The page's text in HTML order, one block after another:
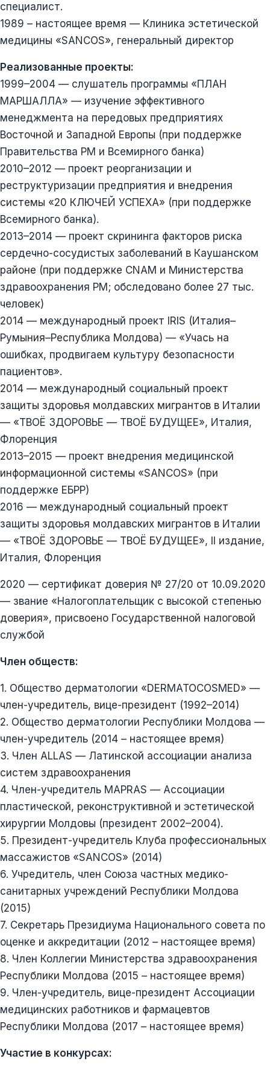
специалист.
1989 – настоящее время — Клиника эстетической
медицины «SANCOS», генеральный директор
Реализованные проекты:
1999–2004 — слушатель программы «ПЛАН
МАРШАЛЛА» — изучение эффективного
менеджмента на передовых предприятиях
Восточной и Западной Европы (при поддержке
Правительства РМ и Всемирного банка)
2010–2012 — проект реорганизации и
реструктуризации предприятия и внедрения
системы «20 КЛЮЧЕЙ УСПЕХА» (при поддержке
Всемирного банка).
2013–2014 — проект скрининга факторов риска
сердечно-сосудистых заболеваний в Каушанском
районе (при поддержке CNAM и Министерства
здравоохранения РМ; обследовано более 27 тыс.
человек)
2014 — международный проект IRIS (Италия–
Румыния–Республика Молдова) — «Учась на
ошибках, продвигаем культуру безопасности
пациентов».
2014 — международный социальный проект
защиты здоровья молдавских мигрантов в Италии
— «ТВОЁ ЗДОРОВЬЕ — ТВОЁ БУДУЩЕЕ», Италия,
Флоренция
2013–2015 — проект внедрения медицинской
информационной системы «SANCOS» (при
поддержке ЕБРР)
2016 — международный социальный проект
защиты здоровья молдавских мигрантов в Италии
— «ТВОЁ ЗДОРОВЬЕ — ТВОЁ БУДУЩЕЕ», II издание,
Италия, Флоренция
2020 — сертификат доверия № 27/20 от 10.09.2020
— звание «Налогоплательщик с высокой степенью
доверия», присвоено Государственной налоговой
службой
Член обществ:
1. Общество дерматологии «DERMATOCOSMED» —
член-учредитель, вице-президент (1992–2014)
2. Общество дерматологии Республики Молдова —
член-учредитель (2014 – настоящее время)
3. Член ALLAS — Латинской ассоциации анализа
систем здравоохранения
4. Член-учредитель MAPRAS — Ассоциации
пластической, реконструктивной и эстетической
хирургии Молдовы (президент 2002–2004).
5. Президент-учредитель Клуба профессиональных
массажистов «SANCOS» (2014)
6. Учредитель, член Союза частных медико-
санитарных учреждений Республики Молдова
(2015)
7. Секретарь Президиума Национального совета по
оценке и аккредитации (2012 – настоящее время)
8. Член Коллегии Министерства здравоохранения
Республики Молдова (2015 – настоящее время)
9. Член-учредитель, вице-президент Ассоциации
медицинских работников и фармацевтов
Республики Молдова (2017 – настоящее время)
Участие в конкурсах: